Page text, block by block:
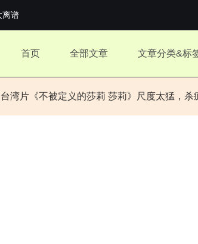
满亚，德约...
，官...
满亚，德约...
首页 全部文章 文章分类&标
湾片《不被定义的莎莉 莎莉》尺度太猛，杀